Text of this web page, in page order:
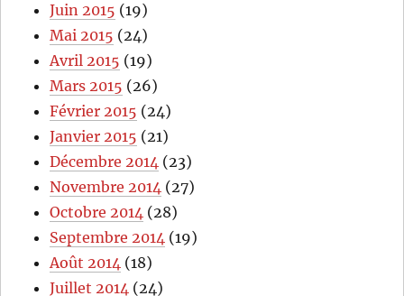
Juin 2015 (19)
Mai 2015 (24)
Avril 2015 (19)
Mars 2015 (26)
Février 2015 (24)
Janvier 2015 (21)
Décembre 2014 (23)
Novembre 2014 (27)
Octobre 2014 (28)
Septembre 2014 (19)
Août 2014 (18)
Juillet 2014 (24)